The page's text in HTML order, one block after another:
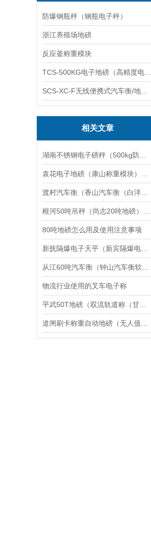
防爆钢瓶秤（钢瓶电子秤）
浙江养殖场地磅
反应釜称重模块
相关文章
80吨地磅怎么用及使用注意事项
物流行业使用的叉车电子称